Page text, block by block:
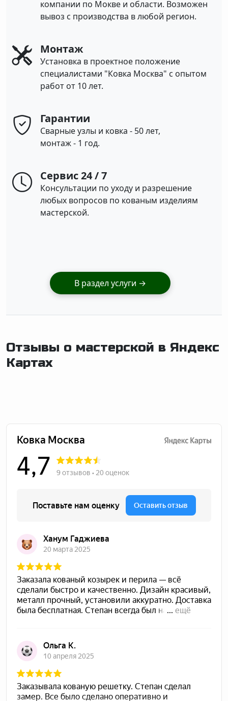
компании по Мокве и области. Возможен
вывоз с производства в любой регион.
Монтаж
Установка в проектное положение
специалистами "Ковка Москва" с опытом
работ от 10 лет.
Гарантии
Сварные узлы и ковка - 50 лет,
монтаж - 1 год.
Сервис 24 / 7
Консультации по уходу и разрешение
любых вопросов по кованым изделиям
мастерской.
В раздел услуги →
Отзывы о мастерской в Яндекс
Картах